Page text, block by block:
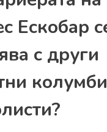
Ескобар
с други